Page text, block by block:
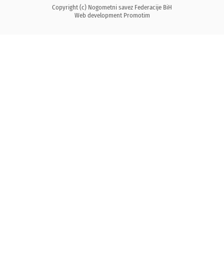
Copyright (c) Nogometni savez Federacije BiH
Web development Promotim